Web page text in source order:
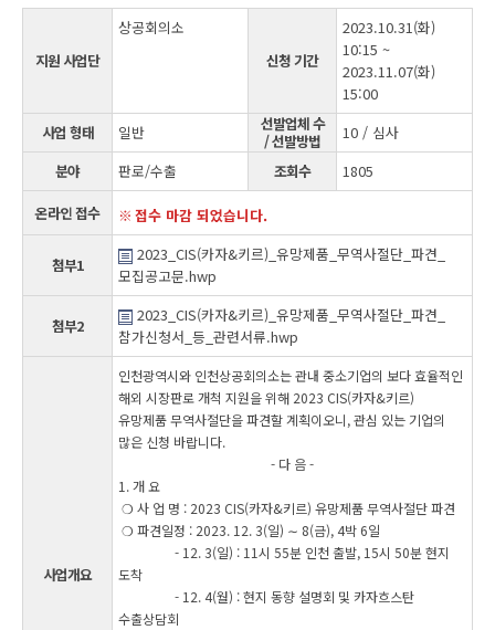
지원 사업단
상공회의소
신청 기간
2023.10.31(화)
10:15 ~
2023.11.07(화)
15:00
사업 형태
일반
선발업체 수
/ 선발방법
10 / 심사
분야
판로/수출 조회수
1805
온라인 접수
접수 마감 되었습니다.
첨부1
2023_CIS(카자&키르)_유망제품_무역사절단_파견_
모집공고문.hwp
첨부2
2023_CIS(카자&키르)_유망제품_무역사절단_파견_
참가신청서_등_관련서류.hwp
사업개요
인천광역시와 인천상공회의소는 관내 중소기업의 보다 효율적인
해외 시장판로 개척 지원을 위해 2023 CIS(카자&키르)
유망제품 무역사절단을 파견할 계획이오니, 관심 있는 기업의
많은 신청 바랍니다.
- 다 음 -
1. 개 요
❍ 사 업 명 : 2023 CIS(카자&키르) 유망제품 무역사절단 파견
❍ 파견일정 : 2023. 12. 3(일) ∼ 8(금), 4박 6일
- 12. 3(일) : 11시 55분 인천 출발, 15시 50분 현지
도착
- 12. 4(월) : 현지 동향 설명회 및 카자흐스탄
수출상담회